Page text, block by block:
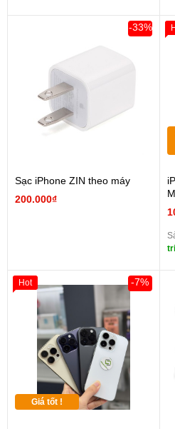
Sạc iPhone ZIN theo máy
200.000₫
-33%
Giá tốt !
-7%
Hot